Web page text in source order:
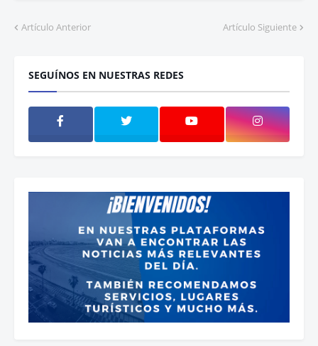
Artículo Anterior Artículo Siguiente
SEGUÍNOS EN NUESTRAS REDES